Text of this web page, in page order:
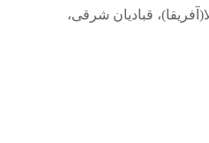
قبادیان شرقی،